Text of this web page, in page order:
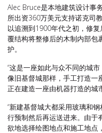
Alec Bruce是本地建筑设计事
所出资360万美元支持诺克司
以追溯到1900年代之初，修
覆结构将整修后的木制内部包
护。
“这是一座如此与众不同的城
像旧基督城那样，手工打造一
正在建造一座由机器打造的城
“新建基督城大都采用玻璃和
行预制然后再运送进来。由于
欲地选择绘图地点和施工地点